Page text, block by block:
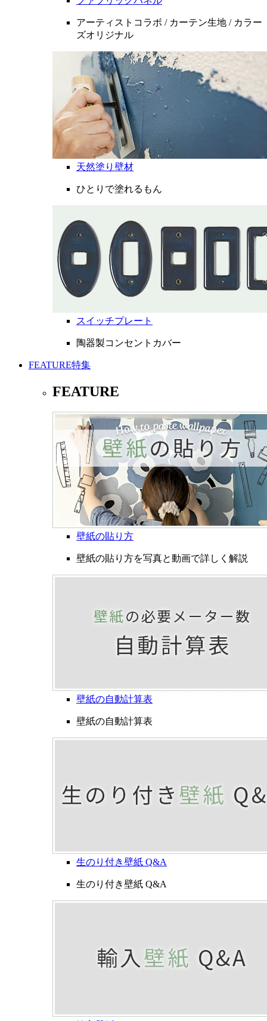
アーティストコラボ / カーテン生地 / カラー
ズオリジナル
天然塗り壁材
ひとりで塗れるもん
スイッチプレート
陶器製コンセントカバー
FEATURE特集
FEATURE
壁紙の貼り方
壁紙の貼り方を写真と動画で詳しく解説
壁紙の自動計算表
壁紙の自動計算表
生のり付き壁紙 Q&A
生のり付き壁紙 Q&A